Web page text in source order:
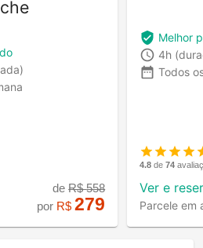
deR$558
por R$279
Melhor
4h
Todos
4.8 de 74
Ver e
Parcele em